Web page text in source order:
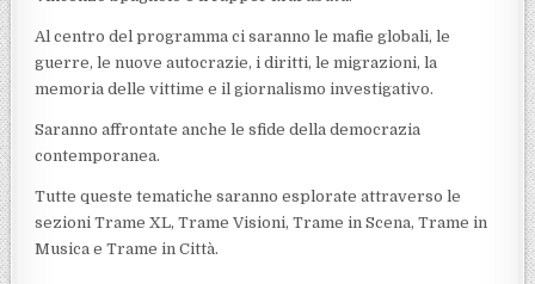
Al centro del programma ci saranno le mafie globali, le
guerre, le nuove autocrazie, i diritti, le migrazioni, la
memoria delle vittime e il giornalismo investigativo.
Saranno affrontate anche le sfide della democrazia
contemporanea.
Tutte queste tematiche saranno esplorate attraverso le
sezioni Trame XL, Trame Visioni, Trame in Scena, Trame in
Musica e Trame in Città.